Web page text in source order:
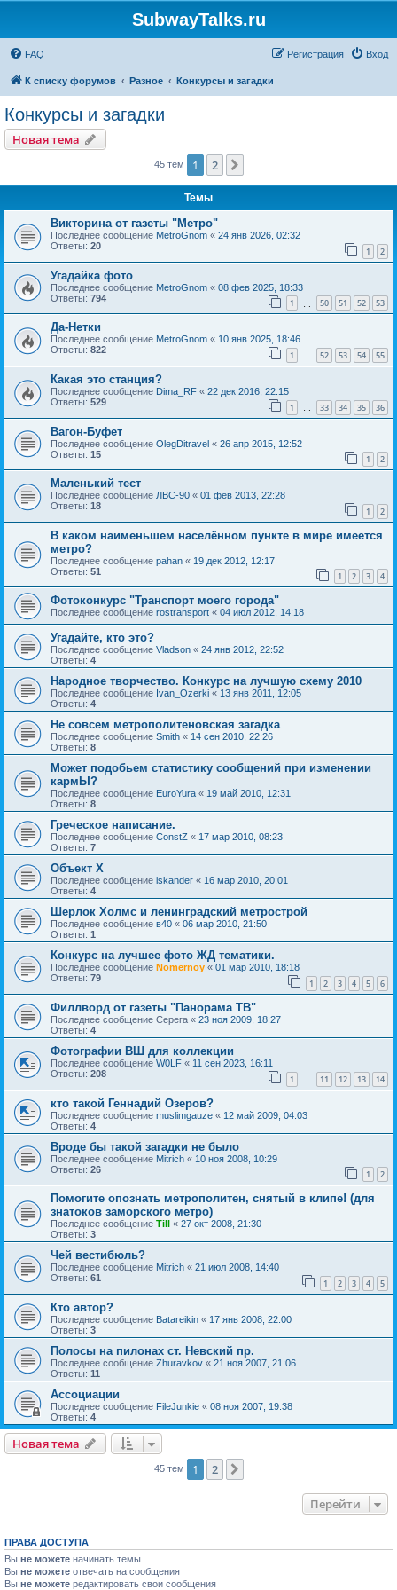
SubwayTalks.ru
FAQ Вход
Регистрация
К списку форумов Разное Конкурсы и загадки
Конкурсы и загадки
Новая тема
45 тем 1 2
Темы
Викторина от газеты "Метро"
Последнее сообщение MetroGnom « 24 янв 2026, 02:32
Ответы: 20 1 2
Угадайка фото
Последнее сообщение MetroGnom « 08 фев 2025, 18:33
Ответы: 794 1 50 51 52 53
Да-Нетки
Последнее сообщение MetroGnom « 10 янв 2025, 18:46
Ответы: 822 1 … 52 53 54 55
Какая это станция?
Последнее сообщение Dima_RF « 22 дек 2016, 22:15
Ответы: 529 1 … 33 34 35 36
Вагон-Буфет
Последнее сообщение OlegDitravel « 26 апр 2015, 12:52
Ответы: 15 1 2
Маленький тест
Последнее сообщение ЛВС-90 « 01 фев 2013, 22:28
Ответы: 18 1 2
В каком наименьшем населённом пункте в мире имеется
метро?
Последнее сообщение pahan « 19 дек 2012, 12:17
Ответы: 51 1 2 3 4
Фотоконкурс "Транспорт моего города"
Последнее сообщение rostransport « 04 июл 2012, 14:18
Угадайте, кто это?
Последнее сообщение Vladson « 24 янв 2012, 22:52
Ответы: 4
Народное творчество. Конкурс на лучшую схему 2010
Последнее сообщение Ivan_Ozerki « 13 янв 2011, 12:05
Ответы: 4
Не совсем метрополитеновская загадка
Последнее сообщение Smith « 14 сен 2010, 22:26
Ответы: 8
Может подобьем статистику сообщений при изменении
кармЫ?
Последнее сообщение EuroYura « 19 май 2010, 12:31
Ответы: 8
Греческое написание.
Последнее сообщение ConstZ « 17 мар 2010, 08:23
Ответы: 7
Объект Х
Последнее сообщение iskander « 16 мар 2010, 20:01
Ответы: 4
Шерлок Холмс и ленинградский метрострой
Последнее сообщение в40 « 06 мар 2010, 21:50
Ответы: 1
Конкурс на лучшее фото ЖД тематики.
Последнее сообщение Nomernoy « 01 мар 2010, 18:18
Ответы: 79 1 2 3 4 5 6
Филлворд от газеты "Панорама ТВ"
Последнее сообщение Серега « 23 ноя 2009, 18:27
Ответы: 4
Фотографии ВШ для коллекции
Последнее сообщение W0LF « 11 сен 2023, 16:11
Ответы: 208 1 … 11 12 13 14
кто такой Геннадий Озеров?
Последнее сообщение muslimgauze « 12 май 2009, 04:03
Ответы: 4
Вроде бы такой загадки не было
Последнее сообщение Mitrich « 10 ноя 2008, 10:29
Ответы: 26 1 2
Помогите опознать метрополитен, снятый в клипе! (для
знатоков заморского метро)
Последнее сообщение Till « 27 окт 2008, 21:30
Ответы: 3
Чей вестибюль?
Последнее сообщение Mitrich « 21 июл 2008, 14:40
Ответы: 61 1 2 3 4 5
Кто автор?
Последнее сообщение Batareikin « 17 янв 2008, 22:00
Ответы: 3
Полосы на пилонах ст. Невский пр.
Последнее сообщение Zhuravkov « 21 ноя 2007, 21:06
Ответы: 11
Ассоциации
Последнее сообщение FileJunkie « 08 ноя 2007, 19:38
Ответы: 4
Новая тема
45 тем 1 2
Перейти
ПРАВА ДОСТУПА
Вы не можете начинать темы
Вы не можете отвечать на сообщения
Вы не можете редактировать свои сообщения